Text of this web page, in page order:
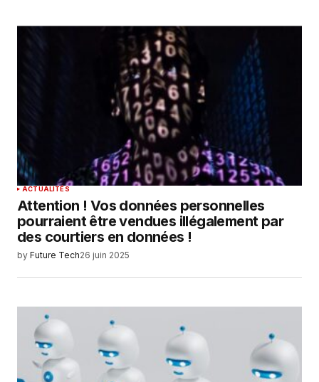
ACTUALITÉS
Attention ! Vos données personnelles
pourraient être vendues illégalement par
des courtiers en données !
by Future Tech26 juin 2025